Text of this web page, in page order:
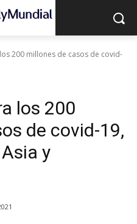
200 millones de casos de covid-
los 200
de covid-19,
y